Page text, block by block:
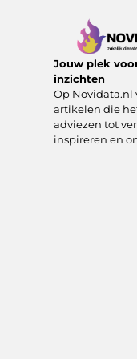
Jouw plek
inzichten
Op Novidata.nl
artikelen die
adviezen tot
inspireren en